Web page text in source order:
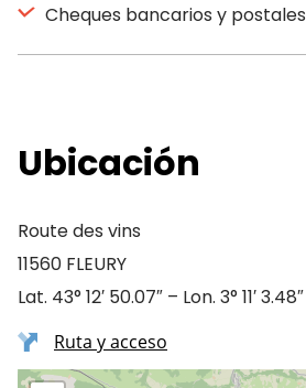
Cheques bancarios y postales
Ubicación
Route des vins
11560 FLEURY
Lat. 43° 12′ 50.07″ – Lon. 3° 11′ 3.48″
Ruta y acceso